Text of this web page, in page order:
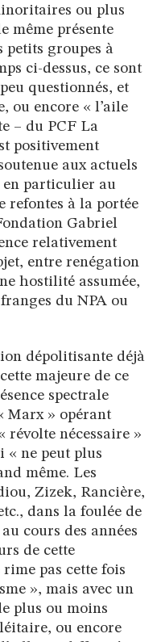
ou plus
même présente
petits groupes à
ci-dessus, ce sont
questionnés, et
ou encore « l’aile
– du PCF La
positivement
aux actuels
en particulier au
refontes à la portée
Gabriel
relativement
entre renégation
hostilité assumée,
du NPA ou
dépolitisante déjà
majeure de ce
spectrale
Marx » opérant
révolte nécessaire »
« ne peut plus
même. Les
Zizek, Rancière,
dans la foulée de
cours des années
de cette
pas cette fois
», mais avec un
plus ou moins
ou encore